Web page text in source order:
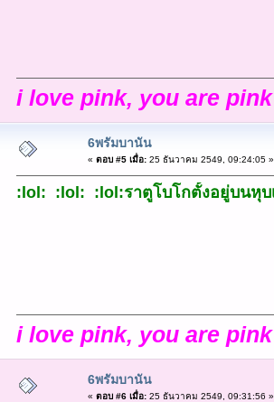
i love pink, you are
6พรัมบานัน
« ตอบ #5 เมื่อ:25 ธันวาคม 2549, 09:24:05 »
:lol: :lol: :lol:ราตูโบโกตั้งอยู่บนหุบ
i love pink, you are
6พรัมบานัน
« ตอบ #6 เมื่อ:25 ธันวาคม 2549, 09:31:56 »